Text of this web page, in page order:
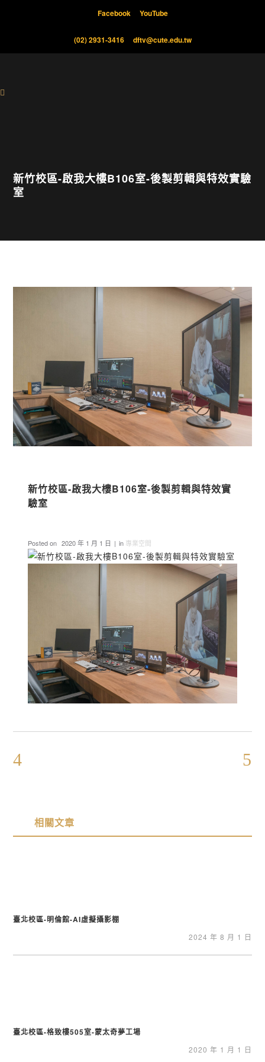
Facebook YouTube
(02) 2931-3416 dftv@cute.edu.tw
新竹校區-啟我大樓B106室-後製剪輯與特效實驗
室
新竹校區-啟我大樓B106室-後製剪輯與特效實
驗室
Posted on 2020 年 1 月 1 日 in 專業空間
相關文章
臺北校區-明倫館-AI虛擬攝影棚
2024 年 8 月 1 日
臺北校區-格致樓505室-蒙太奇夢工場
2020 年 1 月 1 日